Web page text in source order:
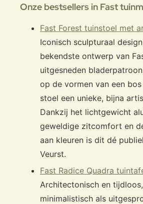
Onze bestsellers in Fast
Fast Forest tuinstoel met
Iconisch sculpturaal
bekendste ontwerp van
uitgesneden
op de vormen van een
stoel een unieke, bijna
Dankzij het lichtgewicht
geweldige zitcomfort en
aan kleuren is dit dé
Veurst.
Fast Radice Quadra
Architectonisch en
minimalistisch als